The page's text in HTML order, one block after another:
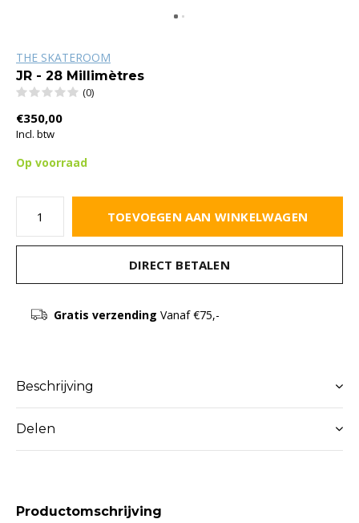
THE SKATEROOM
JR - 28 Millimètres
(0)
€350,00
Incl. btw
Op voorraad
TOEVOEGEN AAN WINKELWAGEN
DIRECT BETALEN
Gratis verzending Vanaf €75,-
Beschrijving
Delen
Productomschrijving